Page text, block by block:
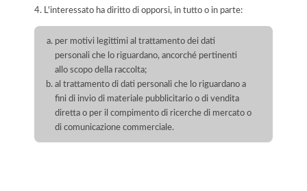
4. L'interessato ha diritto di opporsi, in tutto o in parte:
per motivi legittimi al trattamento dei dati
personali che lo riguardano, ancorché pertinenti
allo scopo della raccolta;
al trattamento di dati personali che lo riguardano a
fini di invio di materiale pubblicitario o di vendita
diretta o per il compimento di ricerche di mercato o
di comunicazione commerciale.